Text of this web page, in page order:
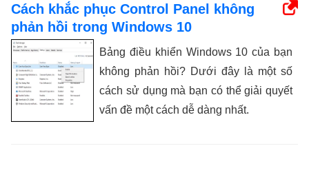
Cách khắc phục Control Panel không
phản hồi trong Windows 10
Bảng điều khiển Windows 10 của bạn
không phản hồi? Dưới đây là một số
cách sử dụng mà bạn có thể giải quyết
vấn đề một cách dễ dàng nhất.